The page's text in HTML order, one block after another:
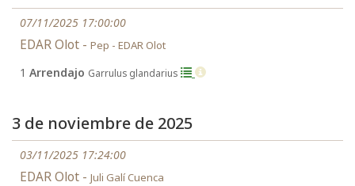
07/11/2025 17:00:00
EDAR Olot - Pep - EDAR Olot
1 Arrendajo Garrulus glandarius
3 de noviembre de 2025
03/11/2025 17:24:00
EDAR Olot - Juli Galí Cuenca